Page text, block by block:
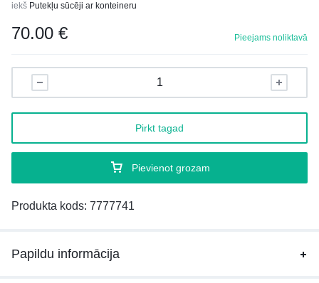
iekš Putekļu sūcēji ar konteineru
70.00 € Pieejams noliktavā
Pievienot grozam
Pirkt tagad
Produkta kods: 7777741
Papildu informācija